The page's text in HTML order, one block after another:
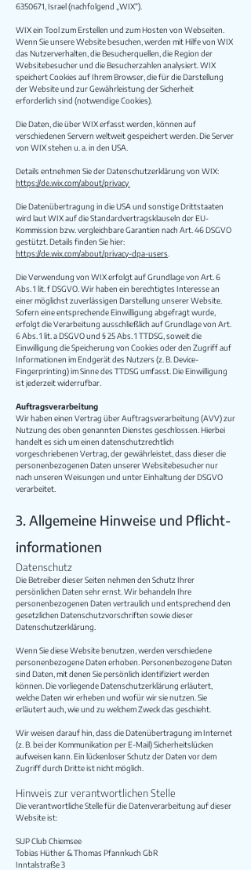
6350671 , Israel (nachfolgend „WIX“).
WIX ein Tool zum Erstellen und zum Hosten von Webseiten.
Wenn Sie unsere Website besuchen, werden mit Hilfe von WIX
das Nutzerverhalten, die Besucherquellen, die Region der
Websitebesucher und die Besucherzahlen analysiert. WIX
speichert Cookies auf Ihrem Browser, die für die Darstellung
der Website und zur Gewährleistung der Sicherheit
erforderlich sind (notwendige Cookies).
Die Daten, die über WIX erfasst werden, können auf
verschiedenen Servern weltweit gespeichert werden. Die Server
von WIX stehen u. a. in den USA.
Details entnehmen Sie der Datenschutzerklärung von WIX:
https://de.wix.com/about/privacy
Die Datenübertragung in die USA und sonstige Drittstaaten
wird laut WIX auf die Standardvertragsklauseln der EU-
Kommission bzw. vergleichbare Garantien nach Art. 46 DSGVO
gestützt. Details finden Sie hier:
https://de.wix.com/about/privacy-dpa-users
Die Verwendung von WIX erfolgt auf Grundlage von Art. 6
Abs. 1 lit. f DSGVO. Wir haben ein berechtigtes Interesse an
einer möglichst zuverlässigen Darstellung unserer Website.
Sofern eine entsprechende Einwilligung abgefragt wurde,
erfolgt die Verarbeitung ausschließlich auf Grundlage von Art.
6 Abs. 1 lit. a DSGVO und § 25 Abs. 1 TTDSG, soweit die
Einwilligung die Speicherung von Cookies oder den Zugriff auf
Informationen im Endgerät des Nutzers (z. B. Device-
Fingerprinting) im Sinne des TTDSG umfasst. Die Einwilligung
ist jederzeit widerrufbar.
Auftragsverarbeitung
Wir haben einen Vertrag über Auftragsverarbeitung (AVV) zur
Nutzung des oben genannten Dienstes geschlossen. Hierbei
handelt es sich um einen datenschutzrechtlich
vorgeschriebenen Vertrag, der gewährleistet, dass dieser die
personenbezogenen Daten unserer Websitebesucher nur
nach unseren Weisungen und unter Einhaltung der DSGVO
verarbeitet.
3. Allgemeine Hinweise und Pflicht­
informationen
Datenschutz
Die Betreiber dieser Seiten nehmen den Schutz Ihrer
persönlichen Daten sehr ernst. Wir behandeln Ihre
personenbezogenen Daten vertraulich und entsprechend den
gesetzlichen Datenschutzvorschriften sowie dieser
Datenschutzerklärung.
Wenn Sie diese Website benutzen, werden verschiedene
personenbezogene Daten erhoben. Personenbezogene Daten
sind Daten, mit denen Sie persönlich identifiziert werden
können. Die vorliegende Datenschutzerklärung erläutert,
welche Daten wir erheben und wofür wir sie nutzen. Sie
erläutert auch, wie und zu welchem Zweck das geschieht.
Wir weisen darauf hin, dass die Datenübertragung im Internet
(z. B. bei der Kommunikation per E-Mail) Sicherheitslücken
aufweisen kann. Ein lückenloser Schutz der Daten vor dem
Zugriff durch Dritte ist nicht möglich.
Hinweis zur verantwortlichen Stelle
Die verantwortliche Stelle für die Datenverarbeitung auf dieser
Website ist:
SUP Club Chiemsee
Tobias Hüther & Thomas Pfannkuch GbR
Inntalstraße 3